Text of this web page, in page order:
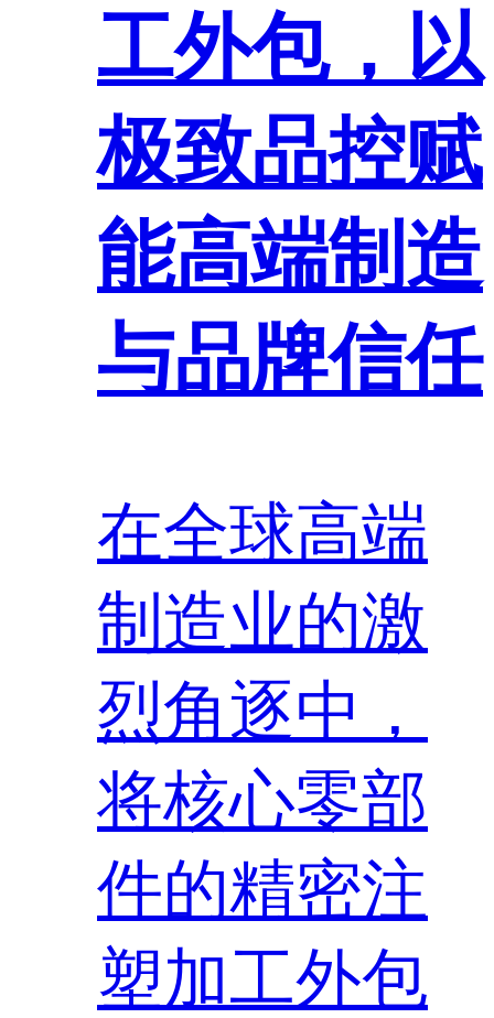
工外包，以
极致品控赋
能高端制造
与品牌信任
在全球高端
制造业的激
烈角逐中，
将核心零部
件的精密注
塑加工外包